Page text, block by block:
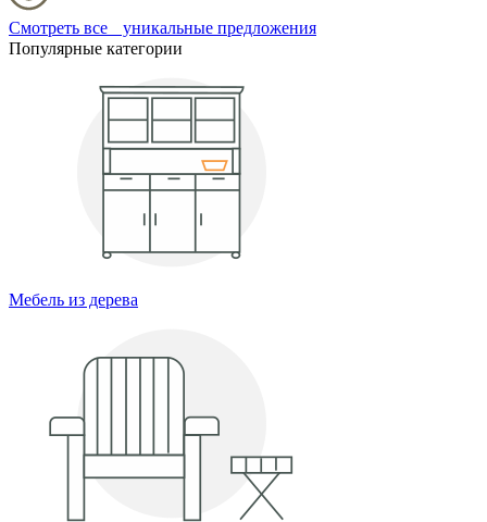
Смотреть все уникальные предложения
Популярные категории
Мебель из дерева